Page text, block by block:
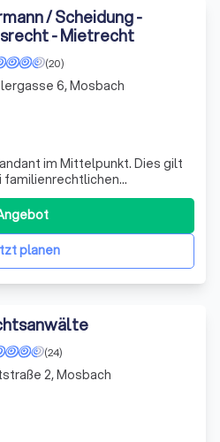
/ Scheidung -
- Mietrecht
(20)
im Mittelpunkt. Dies gilt
familienrechtlichen
Angelegenheiten
Zusammenarbeit von
planen
6, Mosbach
(24)
2, Mosbach